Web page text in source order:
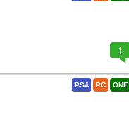
1
ONE
PC
PS4